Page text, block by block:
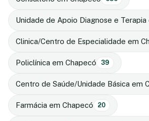
Unidade de Apoio Diagnose e Terapia
Clinica/Centro de Especialidade em
Policlínica em Chapecó 39
Centro de Saúde/Unidade Básica em
Farmácia em Chapecó 20